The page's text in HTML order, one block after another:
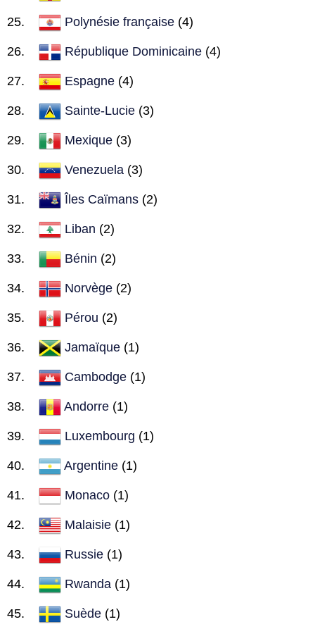
Polynésie française (4)
République Dominicaine (4)
Espagne (4)
Sainte-Lucie (3)
Mexique (3)
Venezuela (3)
Îles Caïmans (2)
Liban (2)
Bénin (2)
Norvège (2)
Pérou (2)
Jamaïque (1)
Cambodge (1)
Andorre (1)
Luxembourg (1)
Argentine (1)
Monaco (1)
Malaisie (1)
Russie (1)
Rwanda (1)
Suède (1)